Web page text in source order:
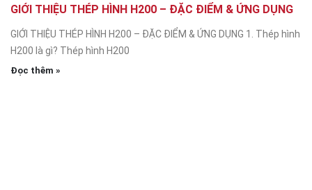
GIỚI THIỆU THÉP HÌNH H200 – ĐẶC ĐIỂM & ỨNG DỤNG
GIỚI THIỆU THÉP HÌNH H200 – ĐẶC ĐIỂM & ỨNG DỤNG 1. Thép hình
H200 là gì? Thép hình H200
Đọc thêm »